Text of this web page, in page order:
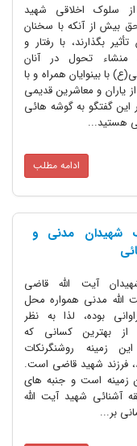
سلوک اخلاقی شهید
از آنکه با سخنان
بگذارند، با رفتار و
تحول در آنان
بینوایان همراه و با
و معاشرین قدیمی
گفتگو به گوشه هائی
ادامه مطلب
شهیدان مدنی و
آیت الله قاضی
مدنی همواره محل
بوده، لذا به نظر
بهترین کسانی که
زمینه روشنگرنکات
فرزند شهید قاضی است.
است و جنبه های
شهید آیت الله
بر...